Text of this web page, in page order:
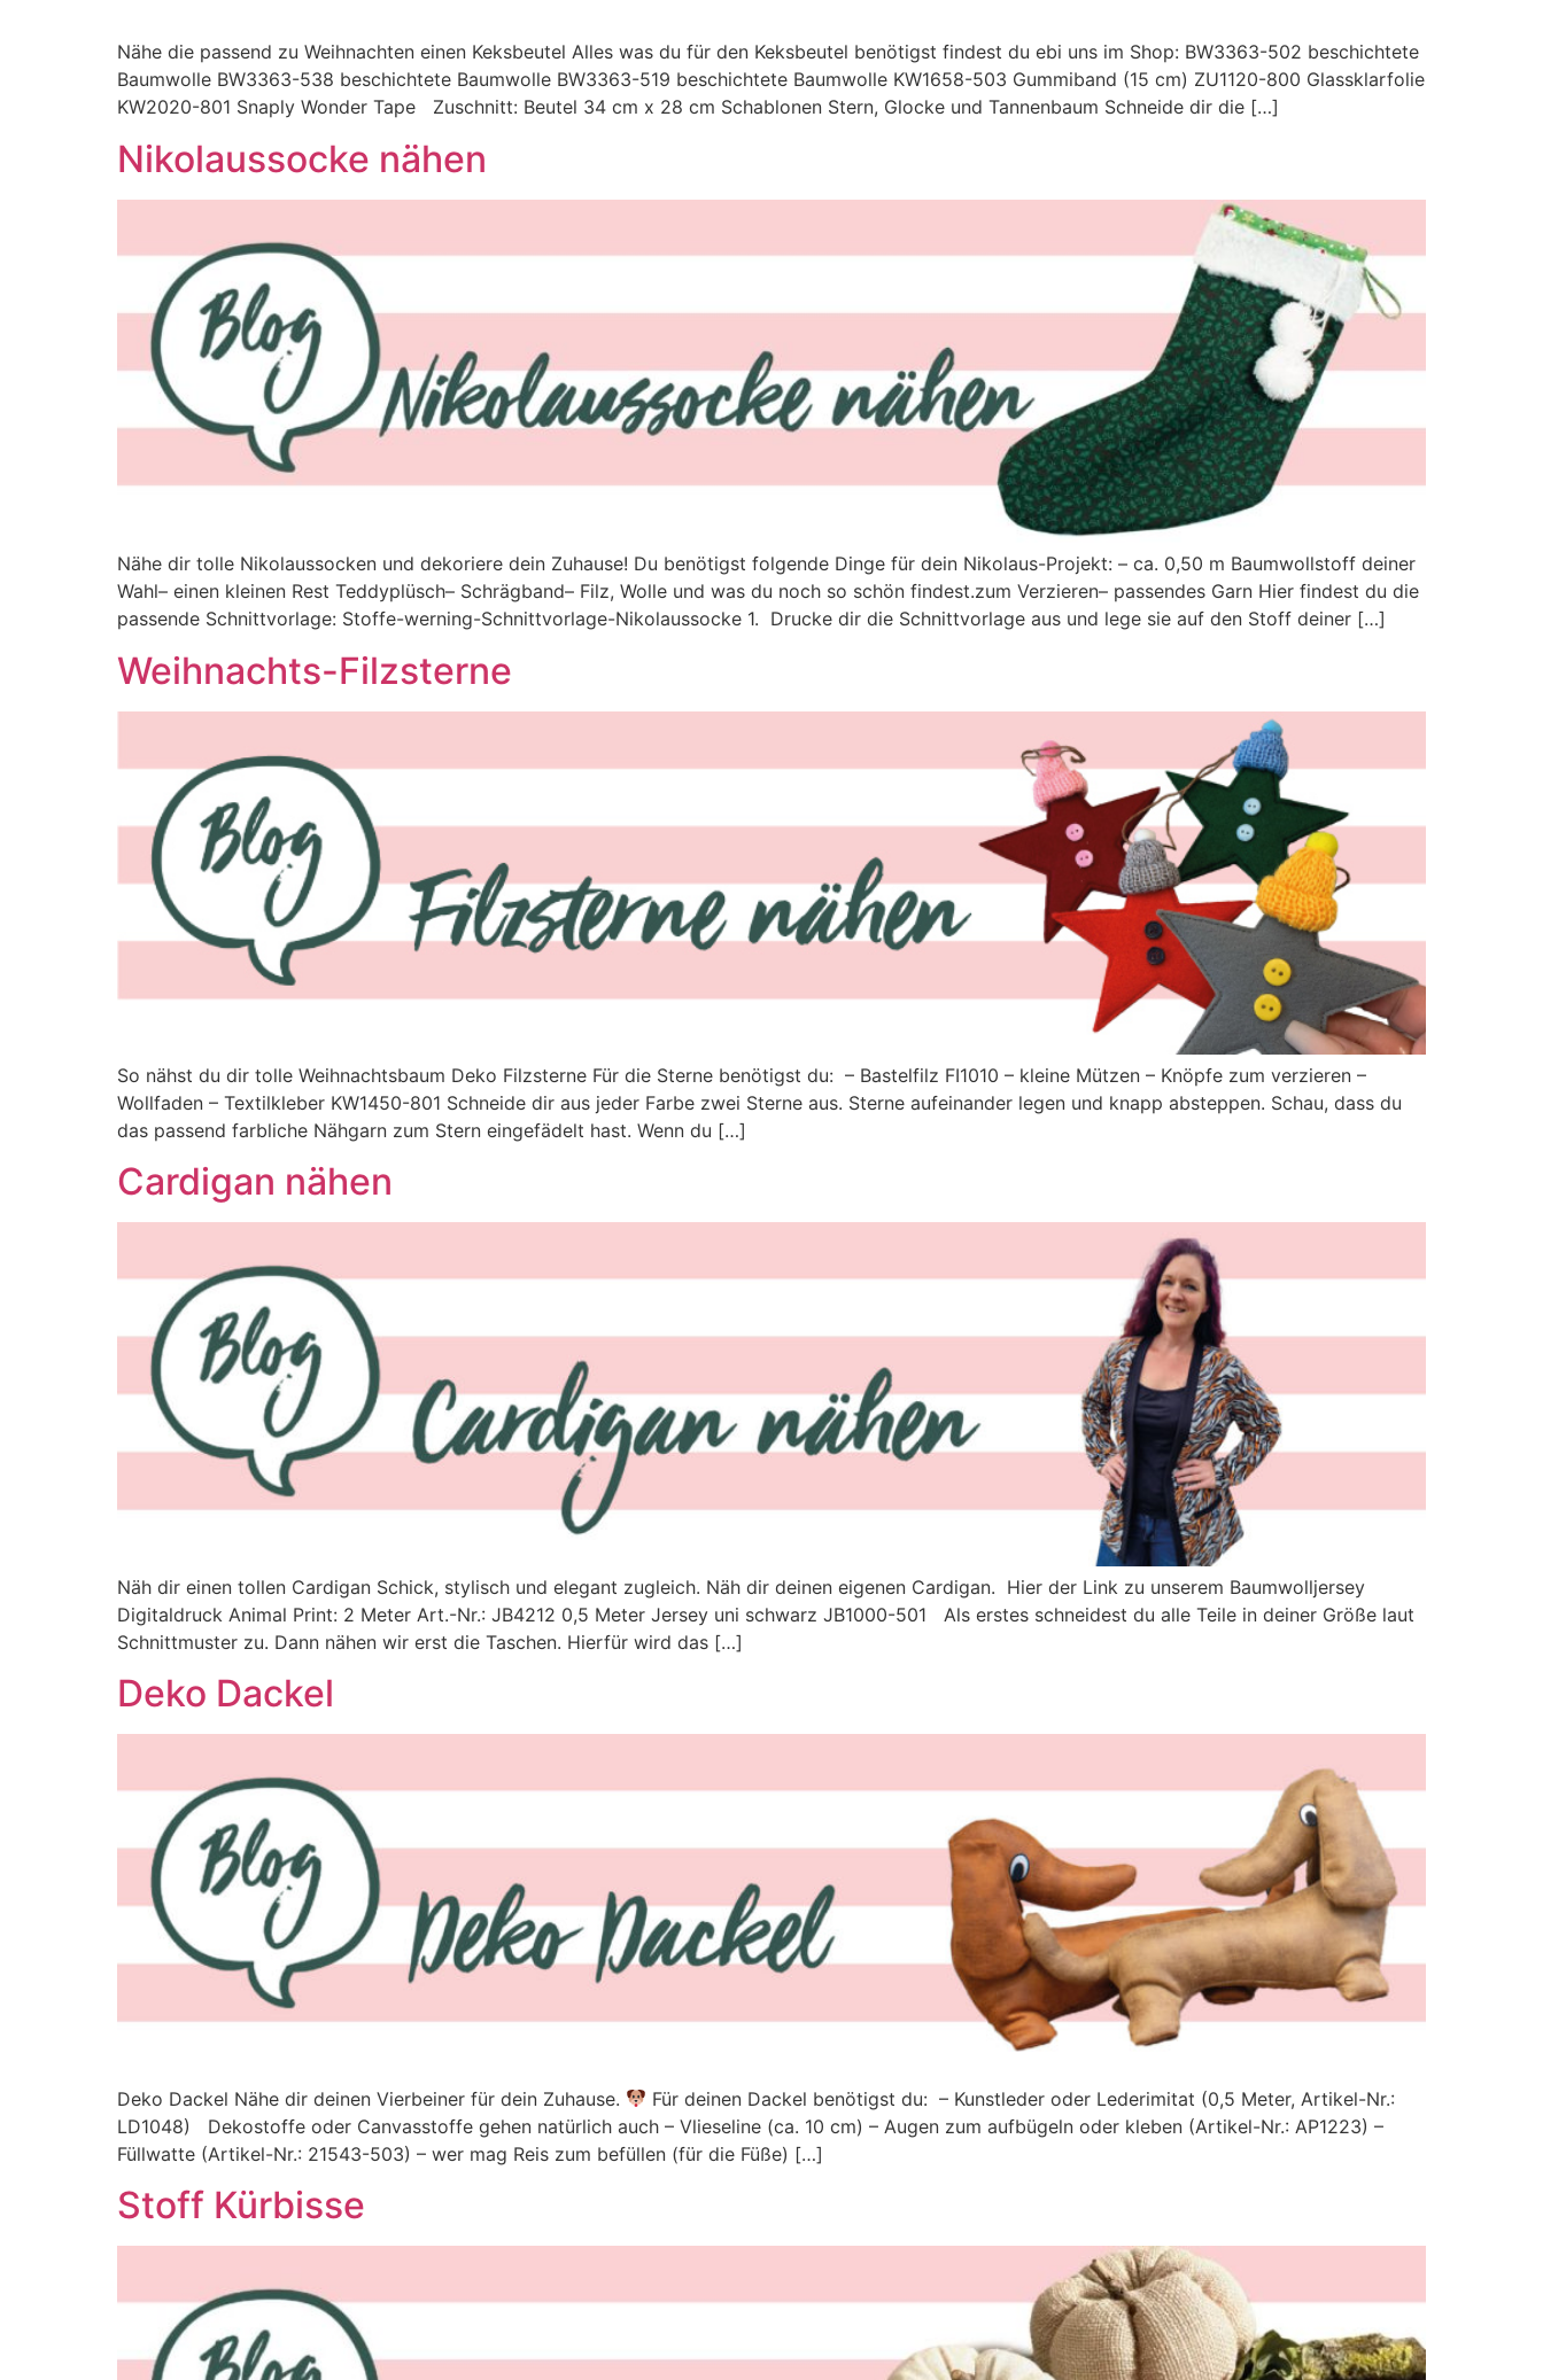
Nähe die passend zu Weihnachten einen Keksbeutel Alles was du für den Keksbeutel benötigst findest du ebi uns im Shop: BW3363-502 beschichtete
Baumwolle BW3363-538 beschichtete Baumwolle BW3363-519 beschichtete Baumwolle KW1658-503 Gummiband (15 cm) ZU1120-800 Glassklarfolie
KW2020-801 Snaply Wonder Tape Zuschnitt: Beutel 34 cm x 28 cm Schablonen Stern, Glocke und Tannenbaum Schneide dir die […]
Nikolaussocke nähen
Nähe dir tolle Nikolaussocken und dekoriere dein Zuhause! Du benötigst folgende Dinge für dein Nikolaus-Projekt: – ca. 0,50 m Baumwollstoff deiner
Wahl– einen kleinen Rest Teddyplüsch– Schrägband– Filz, Wolle und was du noch so schön findest.zum Verzieren– passendes Garn Hier findest du die
passende Schnittvorlage: Stoffe-werning-Schnittvorlage-Nikolaussocke 1. Drucke dir die Schnittvorlage aus und lege sie auf den Stoff deiner […]
Weihnachts-Filzsterne
So nähst du dir tolle Weihnachtsbaum Deko Filzsterne Für die Sterne benötigst du: – Bastelfilz FI1010 – kleine Mützen – Knöpfe zum verzieren –
Wollfaden – Textilkleber KW1450-801 Schneide dir aus jeder Farbe zwei Sterne aus. Sterne aufeinander legen und knapp absteppen. Schau, dass du
das passend farbliche Nähgarn zum Stern eingefädelt hast. Wenn du […]
Cardigan nähen
Näh dir einen tollen Cardigan Schick, stylisch und elegant zugleich. Näh dir deinen eigenen Cardigan. Hier der Link zu unserem Baumwolljersey
Digitaldruck Animal Print: 2 Meter Art.-Nr.: JB4212 0,5 Meter Jersey uni schwarz JB1000-501 Als erstes schneidest du alle Teile in deiner Größe laut
Schnittmuster zu. Dann nähen wir erst die Taschen. Hierfür wird das […]
Deko Dackel
Deko Dackel Nähe dir deinen Vierbeiner für dein Zuhause.
Für deinen Dackel benötigst du: – Kunstleder oder Lederimitat (0,5 Meter, Artikel-Nr.:
LD1048) Dekostoffe oder Canvasstoffe gehen natürlich auch – Vlieseline (ca. 10 cm) – Augen zum aufbügeln oder kleben (Artikel-Nr.: AP1223) –
Füllwatte (Artikel-Nr.: 21543-503) – wer mag Reis zum befüllen (für die Füße) […]
Stoff Kürbisse